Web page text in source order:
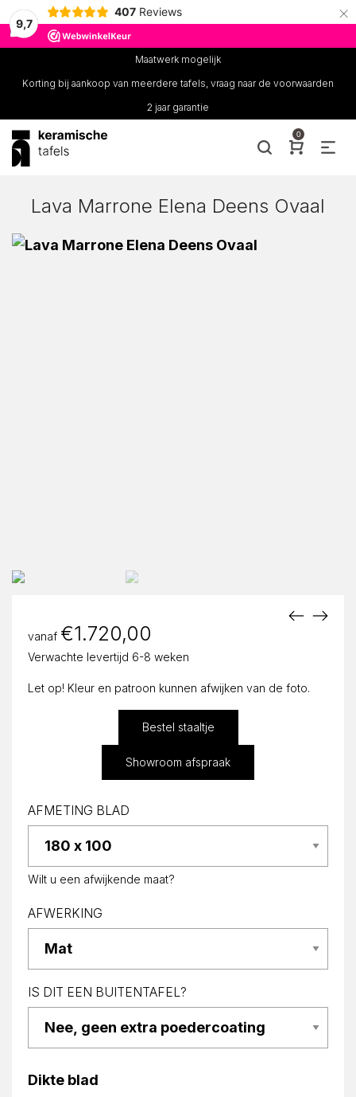
9,7
407 Reviews ×
Maatwerk mogelijk
Korting bij aankoop van meerdere tafels, vraag naar de voorwaarden
2 jaar garantie
0
Lava Marrone Elena Deens Ovaal
vanaf €1.720,00
Verwachte levertijd 6-8 weken
Let op! Kleur en patroon kunnen afwijken van de foto.
Bestel staaltje
Showroom afspraak
AFMETING BLAD
Wilt u een afwijkende maat?
AFWERKING
IS DIT EEN BUITENTAFEL?
Dikte blad